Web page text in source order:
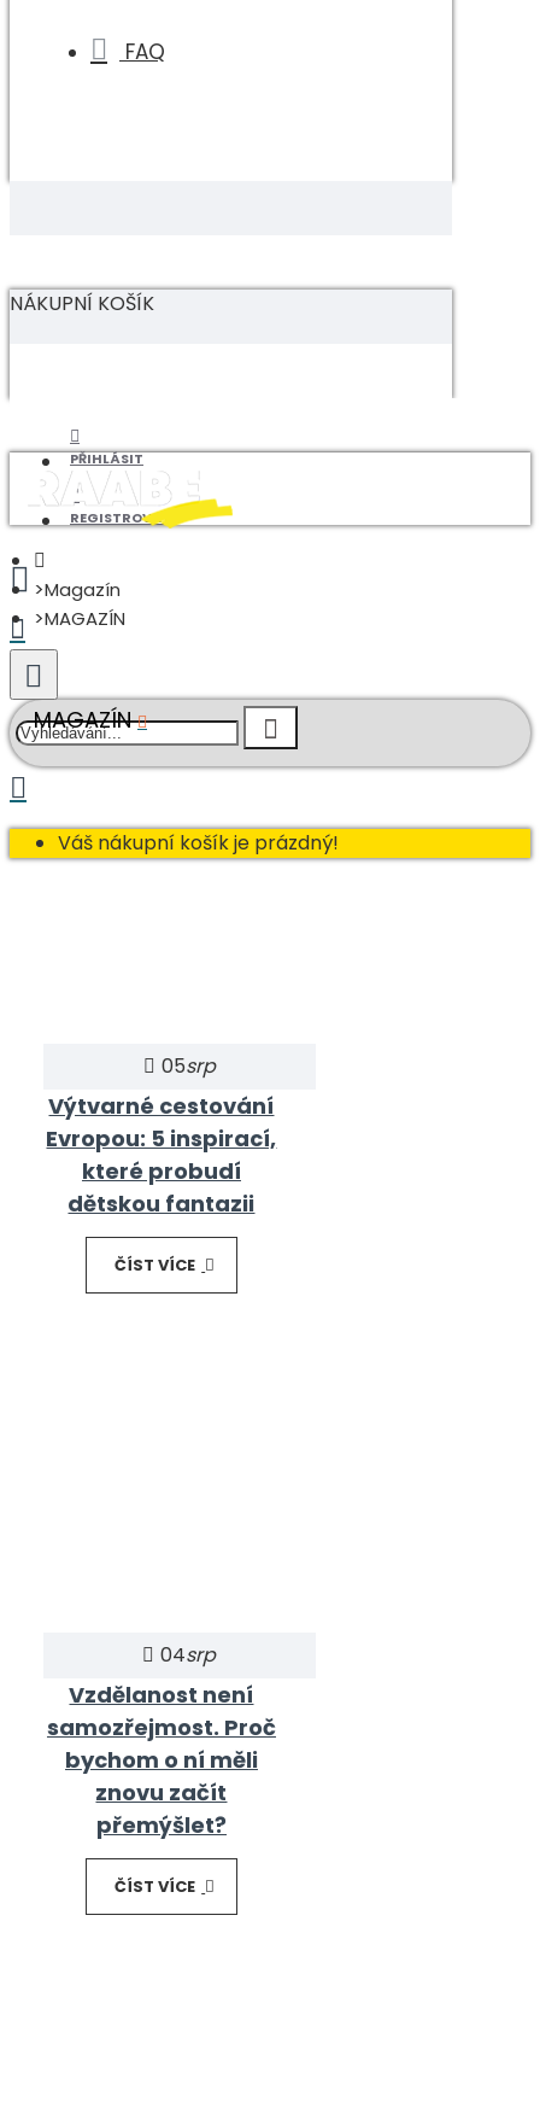
FAQ
NÁKUPNÍ KOŠÍK
PŘIHLÁSIT
REGISTROVAT
Váš nákupní košík je prázdný!
Magazín
MAGAZÍN
MAGAZÍN
05srp
Výtvarné cestování
Evropou: 5 inspirací,
které probudí
dětskou fantazii
ČÍST VÍCE
04srp
Vzdělanost není
samozřejmost. Proč
bychom o ní měli
znovu začít
přemýšlet?
ČÍST VÍCE